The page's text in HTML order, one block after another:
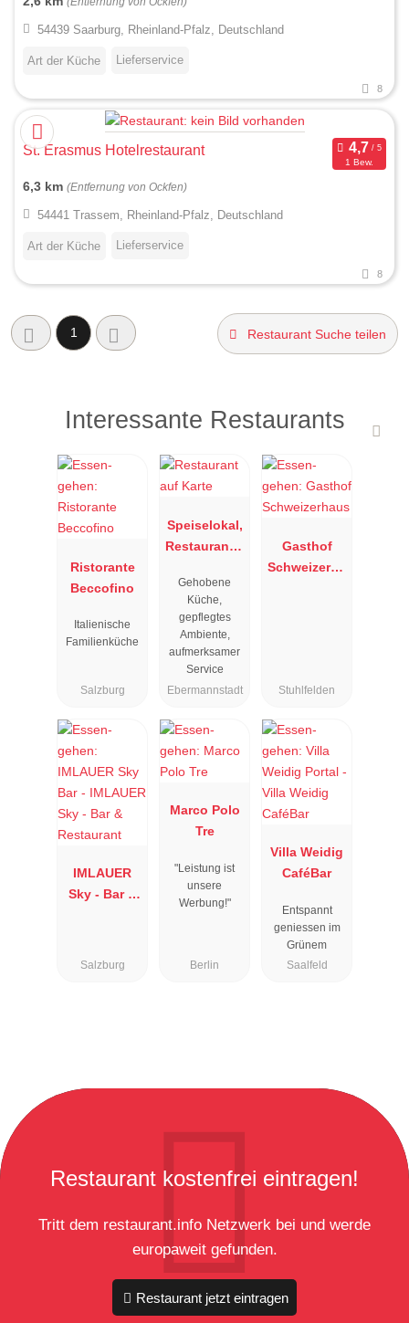
54439 Saarburg, Rheinland-Pfalz, Deutschland
Art der Küche Lieferservice
8
St. Erasmus Hotelrestaurant
1 Bew.
6,3 km (Entfernung von Ockfen)
54441 Trassem, Rheinland-Pfalz, Deutschland
Art der Küche Lieferservice
8
1 Restaurant Suche teilen
Interessante Restaurants
Ristorante
Beccofino
Italienische
Familienküche
Salzburg
Speiselokal,
Restaurant "
"
Gehobene
Küche,
gepflegtes
Ambiente,
aufmerksamer
Service
Ebermannstadt
Gasthof
Schweizerha
Stuhlfelden
IMLAUER
Sky - Bar &
Salzburg
Marco Polo
Tre
"Leistung ist
unsere
Werbung!"
Berlin
Villa Weidig
CaféBar
Entspannt
geniessen im
Grünem
Saalfeld
Restaurant kostenfrei eintragen!
Tritt dem restaurant.info Netzwerk bei und werde
europaweit gefunden.
Restaurant jetzt eintragen